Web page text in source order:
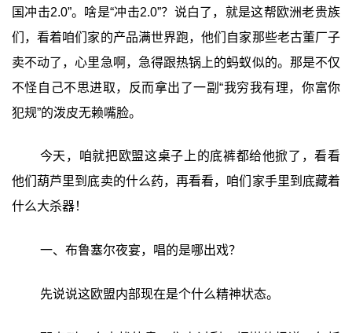
国冲击2.0”。啥是“冲击2.0”？说白了，就是这帮欧洲老贵族
们，看着咱们家的产品满世界跑，他们自家那些老古董厂子
卖不动了，心里急啊，急得跟热锅上的蚂蚁似的。那是不仅
不怪自己不思进取，反而拿出了一副“我穷我有理，你富你
犯规”的泼皮无赖嘴脸。
今天，咱就把欧盟这桌子上的底裤都给他掀了，看看
他们葫芦里到底卖的什么药，再看看，咱们家手里到底藏着
什么大杀器！
一、布鲁塞尔夜宴，唱的是哪出戏？
先说说这欧盟内部现在是个什么精神状态。